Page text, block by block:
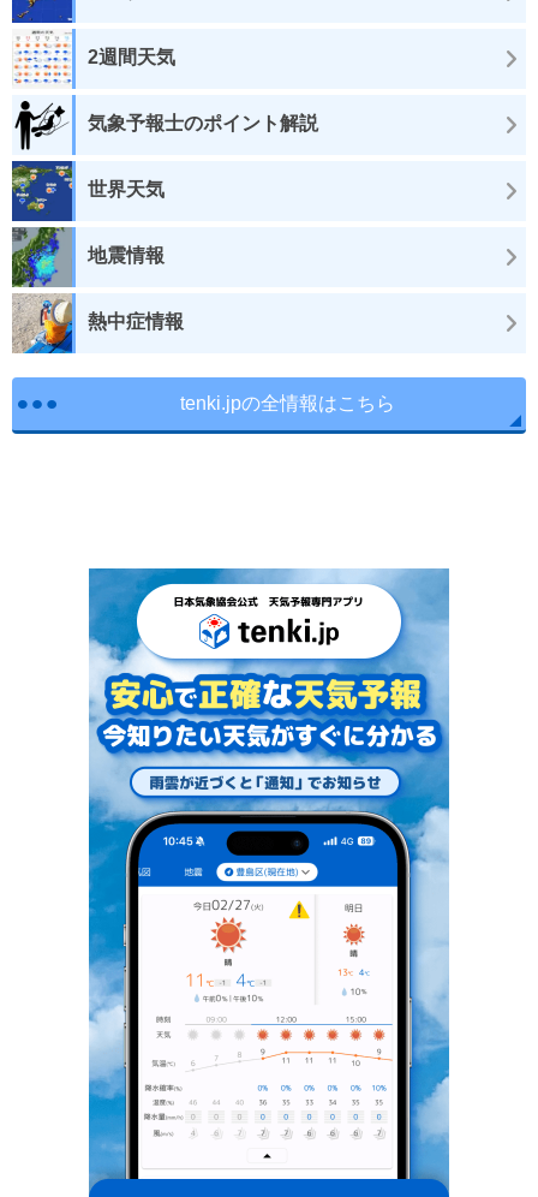
2週間天気
気象予報士のポイント解説
世界天気
地震情報
熱中症情報
tenki.jpの全情報はこちら